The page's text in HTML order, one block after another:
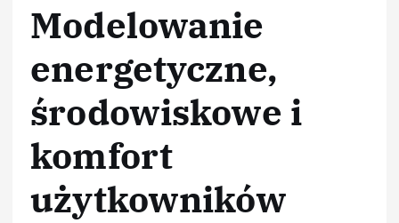
Modelowanie
energetyczne,
środowiskowe i
komfort
użytkowników